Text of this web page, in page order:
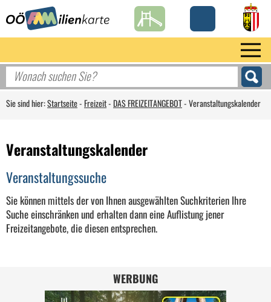
Sie sind hier:Startseite-Freizeit-DAS FREIZEITANGEBOT-Veranstaltungskalender
Veranstaltungskalender
Veranstaltungssuche
Sie können mittels der von Ihnen ausgewählten Suchkriterien Ihre
Suche einschränken und erhalten dann eine Auflistung jener
Freizeitangebote, die diesen entsprechen.
WERBUNG